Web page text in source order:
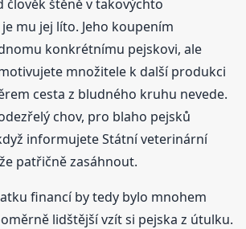
člověk štěně v takovýchto
mu jej líto. Jeho koupením
konkrétnímu pejskovi, ale
množitele k další produkci
cesta z bludného kruhu nevede.
chov, pro blaho pejsků
informujete Státní veterinární
patřičně zasáhnout.
financí by tedy bylo mnohem
lidštější vzít si pejska z útulku.